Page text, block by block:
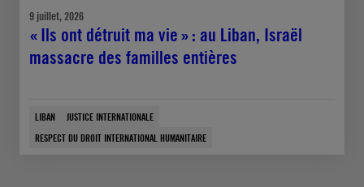
9 juillet, 2026
« Ils ont détruit ma vie » : au Liban, Israël
massacre des familles entières
LIBAN
JUSTICE INTERNATIONALE
RESPECT DU DROIT INTERNATIONAL HUMANITAIRE